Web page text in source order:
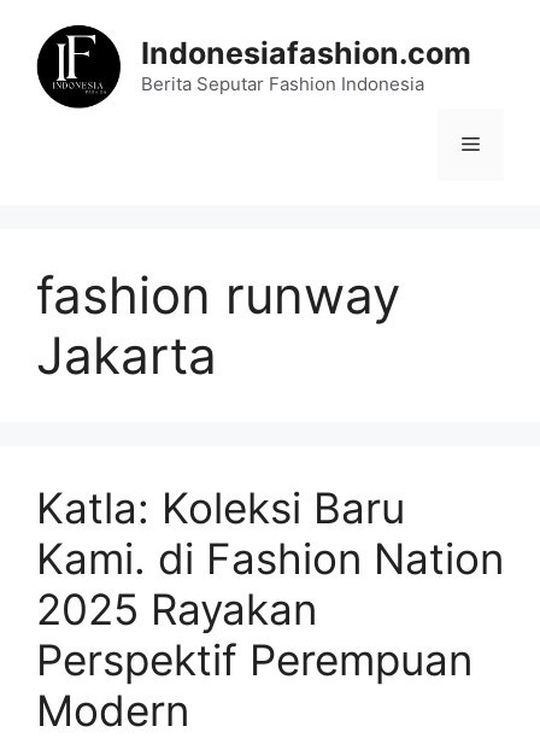
content
Indonesiafashion.com
Berita Seputar Fashion Indonesia
Menu
fashion runway
Jakarta
Katla: Koleksi Baru
Kami. di Fashion Nation
2025 Rayakan
Perspektif Perempuan
Modern